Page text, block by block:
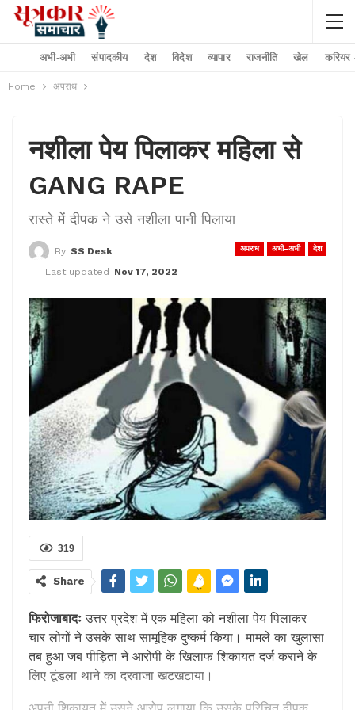
अभी-अभी संपादकीय देश विदेश व्यापार राजनीति खेल करियर
Home अपराध
नशीला पेय पिलाकर महिला से
GANG RAPE
रास्ते में दीपक ने उसे नशीला पानी पिलाया
अपराध अभी-अभी देश
By SS Desk
Last updated
Nov 17, 2022
319
Share
फिरोजाबादः उत्तर प्रदेश में एक महिला को नशीला पेय पिलाकर
चार लोगों ने उसके साथ सामूहिक दुष्कर्म किया। मामले का खुलासा
तब हुआ जब पीड़िता ने आरोपी के खिलाफ शिकायत दर्ज कराने के
लिए टूंडला थाने का दरवाजा खटखटाया।